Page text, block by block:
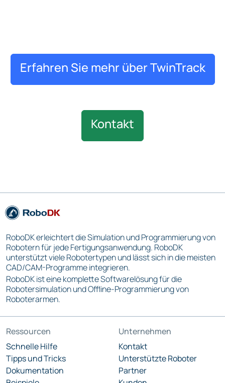
Erfahren Sie mehr über TwinTrack
Kontakt
RoboDK erleichtert die Simulation und Programmierung von
Robotern für jede Fertigungsanwendung. RoboDK
unterstützt viele Robotertypen und lässt sich in die meisten
CAD/CAM-Programme integrieren.
RoboDK ist eine komplette Softwarelösung für die
Robotersimulation und Offline-Programmierung von
Roboterarmen.
Ressourcen
Schnelle Hilfe
Tipps und Tricks
Dokumentation
Unternehmen
Kontakt
Unterstützte Roboter
Partner